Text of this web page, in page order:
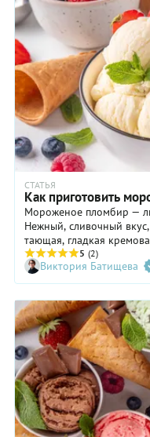
СТАТЬЯ
Как приготовить
Мороженое пломбир —
Нежный, сливочный
тающая, гладкая
легко узнаваемым и
знойные летние месяцы.
происхождение и
особенно популярным
ГОСТу, не допускавшему
растительных жиров.
мороженое было
Проверим, можно ли
сегодня и в домашних
5 (2)
Виктория Батищева